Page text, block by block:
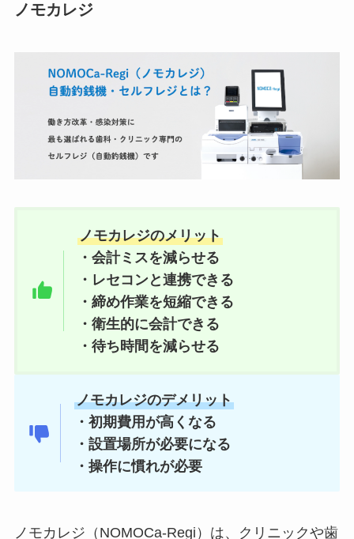
ノモカレジ
ノモカレジのメリット
・会計ミスを減らせる
・レセコンと連携できる
・締め作業を短縮できる
・衛生的に会計できる
・待ち時間を減らせる
ノモカレジのデメリット
・初期費用が高くなる
・設置場所が必要になる
・操作に慣れが必要
ノモカレジ（NOMOCa-Regi）は、クリニックや歯